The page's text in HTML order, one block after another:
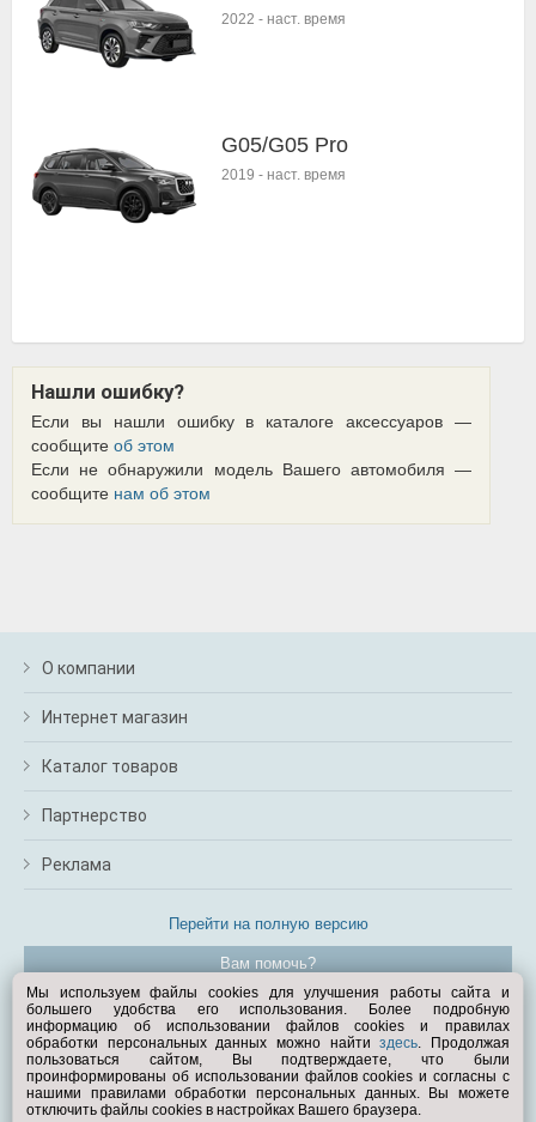
2022 - наст. время
G05/G05 Pro
2019 - наст. время
Нашли ошибку?
Если вы нашли ошибку в каталоге аксессуаров —
сообщите об этом
Если не обнаружили модель Вашего автомобиля —
сообщите нам об этом
О компании
Интернет магазин
Каталог товаров
Партнерство
Реклама
Перейти на полную версию
Вам помочь?
© Exist.ru 1998—2026
Мы используем файлы cookies для улучшения работы сайта и
большего удобства его использования. Более подробную
информацию об использовании файлов cookies и правилах
обработки персональных данных можно найтиздесь. Продолжая
пользоваться сайтом, Вы подтверждаете, что были
проинформированы об использовании файлов cookies и согласны с
нашими правилами обработки персональных данных. Вы можете
отключить файлы cookies в настройках Вашего браузера.